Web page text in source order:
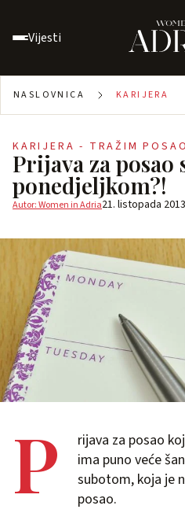
Vijesti
NASLOVNICA KARIJERA
KARIJERA - TRAŽIM POSAO
Prijava za posao
ponedjeljkom?!
Autor: Women in Adria21. listopada
P
rijava za posao
ima puno veće
subotom, koja je
posao.